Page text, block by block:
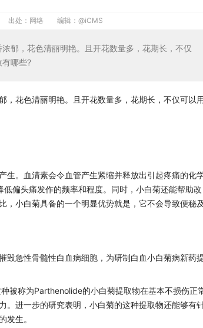
出处：网络 编辑： @iCMS
，花色清丽明艳。且开花数量多，花期长，不仅
哪些?
花色清丽明艳。且开花数量多，花期长，不仅可以
。血清素会令血管产生紧缩并释放出引起疼痛的化
偏头痛发作的频率和程度。同时，小白菊还能帮助改
，小白菊具备的一个明显优势就是，它不会导致便秘
急性骨髓性白血病细胞，为研制白血小白菊病新药
被称为Parthenolide的小白菊提取物在基本不损伤正
。进一步的研究表明，小白菊的这种提取物还能够有
发生。